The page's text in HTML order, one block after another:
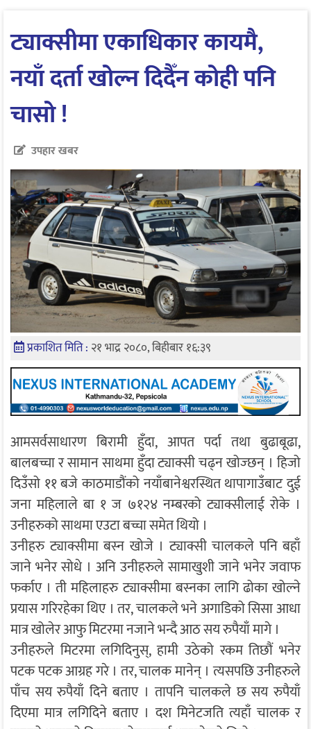
ट्याक्सीमा एकाधिकार कायमै,
नयाँ दर्ता खोल्न दिदैँन कोही पनि
चासो !
उपहार खबर
प्रकाशित मिति : २१ भाद्र २०८०, बिहीबार १६:३९
आमसर्वसाधारण बिरामी हुँदा, आपत पर्दा तथा बुढाबूढा,
बालबच्चा र सामान साथमा हुँदा ट्याक्सी चढ्न खोज्छन् । हिजो
दिउँसो ११ बजे काठमाडौंको नयाँबानेश्वरस्थित थापागाउँबाट दुई
जना महिलाले बा १ ज ७१२४ नम्बरको ट्याक्सीलाई रोके ।
उनीहरुको साथमा एउटा बच्चा समेत थियो ।
उनीहरु ट्याक्सीमा बस्न खोजे । ट्याक्सी चालकले पनि बहाँ
जाने भनेर सोधे । अनि उनीहरुले सामाखुशी जाने भनेर जवाफ
फर्काए । ती महिलाहरु ट्याक्सीमा बस्नका लागि ढोका खोल्ने
प्रयास गरिरहेका थिए । तर, चालकले भने अगाडिको सिसा आधा
मात्र खोलेर आफु मिटरमा नजाने भन्दै आठ सय रुपैयाँ मागे ।
उनीहरुले मिटरमा लगिदिनुस्, हामी उठेको रकम तिछौं भनेर
पटक पटक आग्रह गरे । तर, चालक मानेन् । त्यसपछि उनीहरुले
पाँच सय रुपैयाँ दिने बताए । तापनि चालकले छ सय रुपैयाँ
दिएमा मात्र लगिदिने बताए । दश मिनेटजति त्यहाँ चालक र